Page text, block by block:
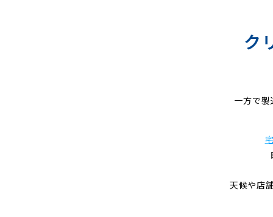
ク
一方で製
天候や店